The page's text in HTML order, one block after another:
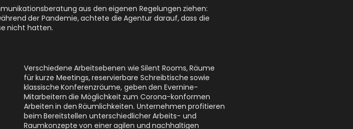
aus den eigenen Regelungen ziehen:
der Pandemie, achtete die Agentur darauf, dass die
nicht hatten.
Verschiedene Arbeitsebenen wie Silent Rooms, Räume
für kurze Meetings, reservierbare Schreibtische sowie
klassische Konferenzräume, geben den Evernine-
Mitarbeitern die Möglichkeit zum Corona-konformen
Arbeiten in den Räumlichkeiten. Unternehmen profitieren
beim Bereitstellen unterschiedlicher Arbeits- und
Raumkonzepte von einer agilen und nachhaltigen